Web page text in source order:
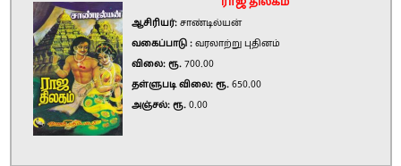
ராஜ திலகம்
ஆசிரியர்: சாண்டில்யன்
வகைப்பாடு : வரலாற்று புதினம்
விலை: ரூ. 700.00
தள்ளுபடி விலை: ரூ. 650.00
அஞ்சல்: ரூ. 0.00